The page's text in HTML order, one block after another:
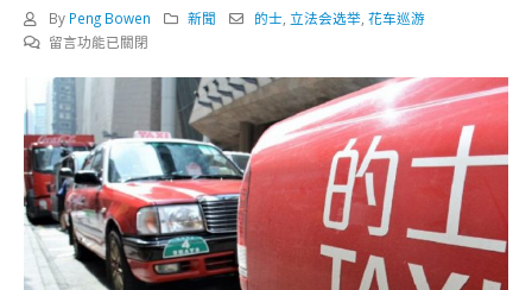
By Peng Bowen 新聞 的士 立法会选举 ,花车巡游
在
港
千
部
的
士
圣
诞
节
早
留言功能已關閉